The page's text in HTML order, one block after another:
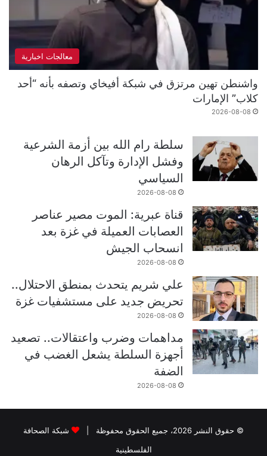
معالجات اخبارية
واشنطن تهين مرتزق في شبكة أفيخاي وتصفه بأنه “أحد
كلاب” الإمارات
2026-08-08
سلطة رام الله بين أزمة الشرعية
وفشل الإدارة وتآكل الرهان
السياسي
2026-08-08
قناة عبرية: الموت مصير عناصر
العصابات العميلة في غزة بعد
انسحاب الجيش
2026-08-08
علي شريم يتحدث بمنطق الاحتلال..
تحريض جديد على مستشفيات غزة
2026-08-08
مداهمات وضرب واعتقالات.. تصعيد
أجهزة السلطة يشعل الغضب في
الضفة
2026-08-08
© حقوق النشر 2026، جميع الحقوق محفوظة |
شبكة الصحافة
الفلسطينية